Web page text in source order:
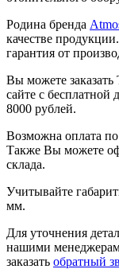
Родина бренда
качестве
гарантия от
Вы можете
сайте с бесплатной
8000 рублей.
Возможна оплата
Также Вы можете
склада.
Учитывайте
мм.
Для уточнения
нашими
заказать обратный